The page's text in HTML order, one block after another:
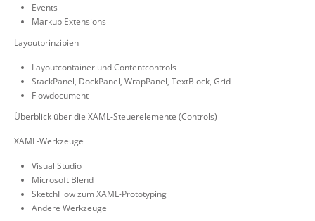
Events
Markup Extensions
Layoutprinzipien
Layoutcontainer und Contentcontrols
StackPanel, DockPanel, WrapPanel, TextBlock, Grid
Flowdocument
Überblick über die XAML-Steuerelemente (Controls)
XAML-Werkzeuge
Visual Studio
Microsoft Blend
SketchFlow zum XAML-Prototyping
Andere Werkzeuge